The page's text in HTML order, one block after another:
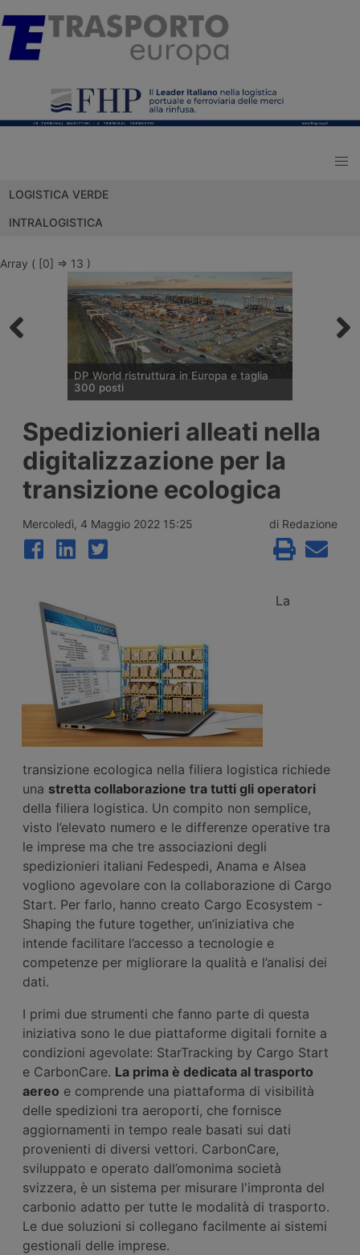
LOGISTICA VERDE
INTRALOGISTICA
Array ( [0] => 13 )
DP World ristruttura in Europa e taglia
300 posti
attività europee dopo l’uscita di tre dirigenti
senior, mentre Londra e Anversa registrano
volumi record e il gruppo prosegue gli
investimenti tra Svizzera, Golfo, Siria e
Regno Unito.
Spedizionieri alleati nella
digitalizzazione per la
transizione ecologica
Mercoledì, 4 Maggio 2022 15:25 di Redazione
La
transizione ecologica nella filiera logistica richiede
una stretta collaborazione tra tutti gli operatori
della filiera logistica. Un compito non semplice,
visto l’elevato numero e le differenze operative tra
le imprese ma che tre associazioni degli
spedizionieri italiani Fedespedi, Anama e Alsea
vogliono agevolare con la collaborazione di Cargo
Start. Per farlo, hanno creato Cargo Ecosystem -
Shaping the future together, un’iniziativa che
intende facilitare l’accesso a tecnologie e
competenze per migliorare la qualità e l’analisi dei
dati.
I primi due strumenti che fanno parte di questa
iniziativa sono le due piattaforme digitali fornite a
condizioni agevolate: StarTracking by Cargo Start
e CarbonCare. La prima è dedicata al trasporto
aereo e comprende una piattaforma di visibilità
delle spedizioni tra aeroporti, che fornisce
aggiornamenti in tempo reale basati sui dati
provenienti di diversi vettori. CarbonCare,
sviluppato e operato dall’omonima società
svizzera, è un sistema per misurare l'impronta del
carbonio adatto per tutte le modalità di trasporto.
Le due soluzioni si collegano facilmente ai sistemi
gestionali delle imprese.